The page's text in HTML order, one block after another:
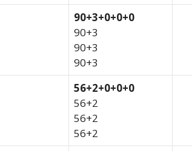
90+3+0+0+0
90+3
90+3
90+3
56+2+0+0+0
56+2
56+2
56+2